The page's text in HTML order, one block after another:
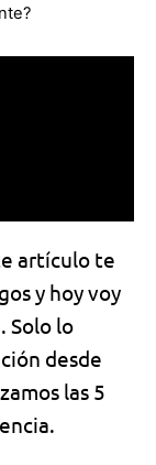
artículo te
y hoy voy
Solo lo
desde
las 5
.